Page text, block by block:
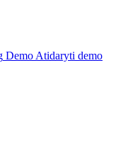
Demo Atidaryti demo